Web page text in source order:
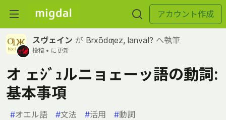
アカウント作成
スヴェイン が Brxōdƣez, lanva!? へ執筆
投稿 • に更新
オ ェｼﾞｭルニョェーッ語の動詞:
基本事項
#オエル語 #文法 #活用 #動詞